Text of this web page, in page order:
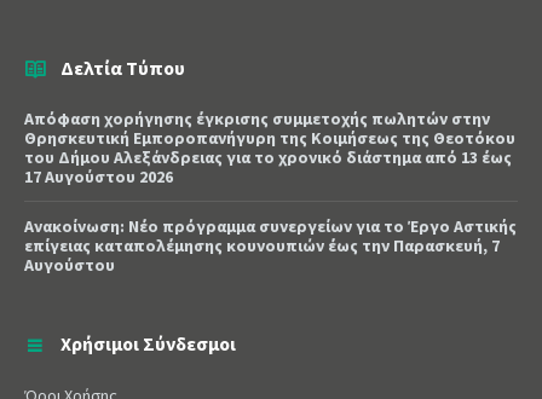
Δελτία Τύπου
Απόφαση χορήγησης έγκρισης συμμετοχής πωλητών στην
Θρησκευτική Εμποροπανήγυρη της Κοιμήσεως της Θεοτόκου
του Δήμου Αλεξάνδρειας για το χρονικό διάστημα από 13 έως
17 Αυγούστου 2026
Ανακοίνωση: Νέο πρόγραμμα συνεργείων για το Έργο Αστικής
επίγειας καταπολέμησης κουνουπιών έως την Παρασκευή, 7
Αυγούστου
Χρήσιμοι Σύνδεσμοι